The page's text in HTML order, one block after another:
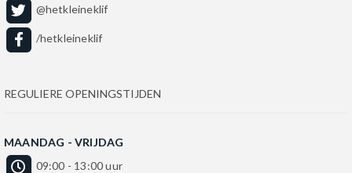
@hetkleineklif
/hetkleineklif
REGULIERE OPENINGSTIJDEN
MAANDAG - VRIJDAG
09:00 - 13:00 uur